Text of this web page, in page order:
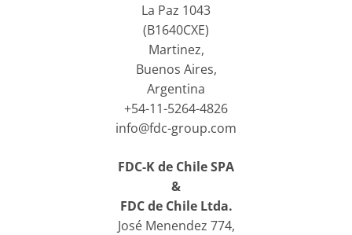
La Paz 1043
(B1640CXE)
Martinez,
Buenos Aires,
Argentina
+54-11-5264-4826
info@fdc-group.com
FDC-K de Chile SPA
&
FDC de Chile Ltda.
José Menendez 774,